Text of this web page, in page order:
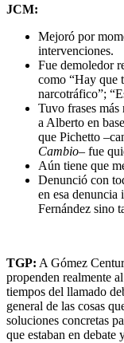
JCM:
Mejoró por
intervenciones.
Fue demoledor
como “Hay que
narcotráfico”;
Tuvo frases más
a Alberto en
que Pichetto
Cambio– fue
Aún tiene que
Denunció con
en esa
Fernández sino
TGP: A Gómez
propenden realmente
tiempos del llamado
general de las cosas
soluciones concretas
que estaban en debate